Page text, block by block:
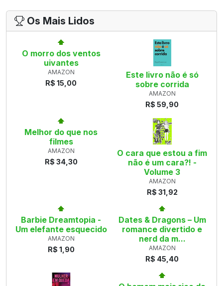
Os Mais Lidos
O morro dos ventos
uivantes
AMAZON
R$ 15,00
Este livro não é só
sobre corrida
AMAZON
R$ 59,90
Melhor do que nos
filmes
AMAZON
R$ 34,30
O cara que estou a fim
não é um cara?! -
Volume 3
AMAZON
R$ 31,92
Barbie Dreamtopia -
Um elefante esquecido
AMAZON
R$ 1,90
Dates & Dragons – Um
romance divertido e
nerd da m...
AMAZON
R$ 45,40